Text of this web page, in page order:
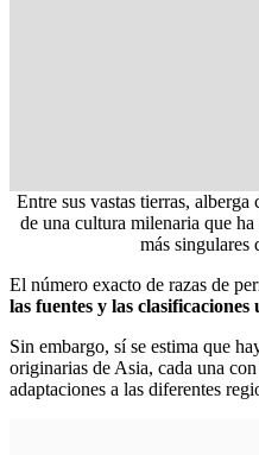
Entre sus vastas tierras,
de una cultura milenaria que
más singulares
El número exacto de razas de
las fuentes y las clasificaciones
Sin embargo, sí se estima que
originarias de Asia, cada una
adaptaciones a las diferentes